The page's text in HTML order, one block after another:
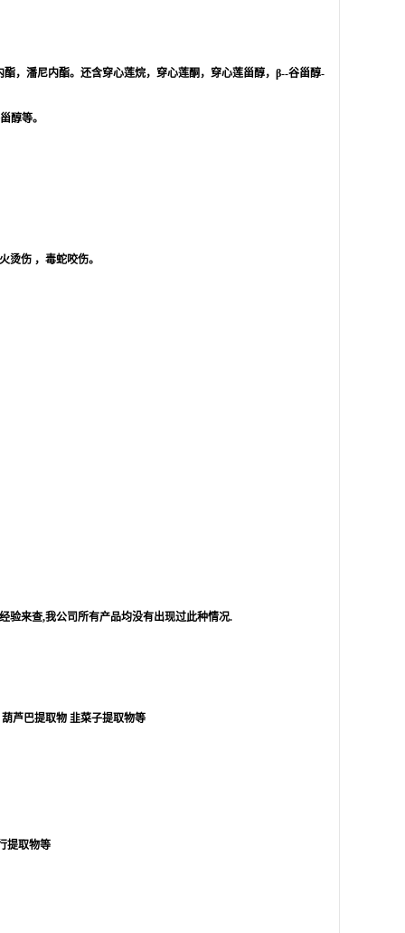
，潘尼内酯。还含穿心莲烷，穿心莲酮，穿心莲甾醇，β--谷甾醇-
醇等。
烫伤 ，毒蛇咬伤。
验来查,我公司所有产品均没有出现过此种情况.
葫芦巴提取物 韭菜子提取物等
提取物等